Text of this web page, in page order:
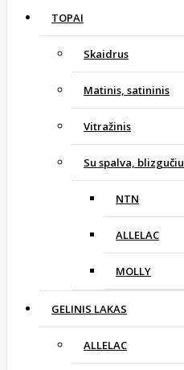
TOPAI
Skaidrus
Matinis, satininis
Vitražinis
Su spalva, blizgučiu
NTN
ALLELAC
MOLLY
GELINIS LAKAS
ALLELAC